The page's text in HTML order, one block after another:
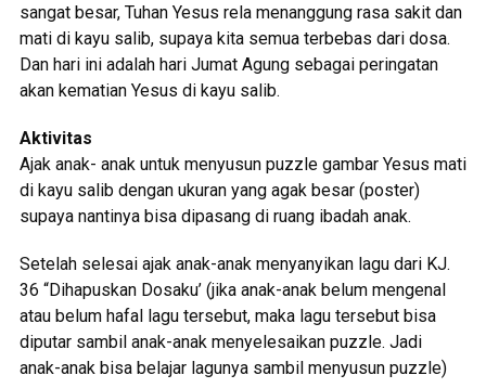
sangat besar, Tuhan Yesus rela menanggung rasa sakit dan
mati di kayu salib, supaya kita semua terbebas dari dosa.
Dan hari ini adalah hari Jumat Agung sebagai peringatan
akan kematian Yesus di kayu salib.
Aktivitas
Ajak anak- anak untuk menyusun puzzle gambar Yesus mati
di kayu salib dengan ukuran yang agak besar (poster)
supaya nantinya bisa dipasang di ruang ibadah anak.
Setelah selesai ajak anak-anak menyanyikan lagu dari KJ.
36 “Dihapuskan Dosaku’ (jika anak-anak belum mengenal
atau belum hafal lagu tersebut, maka lagu tersebut bisa
diputar sambil anak-anak menyelesaikan puzzle. Jadi
anak-anak bisa belajar lagunya sambil menyusun puzzle)